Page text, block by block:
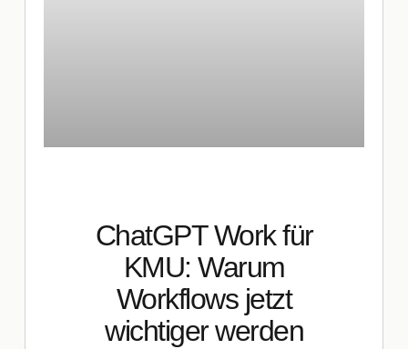
ChatGPT Work für
KMU: Warum
Workflows jetzt
wichtiger werden